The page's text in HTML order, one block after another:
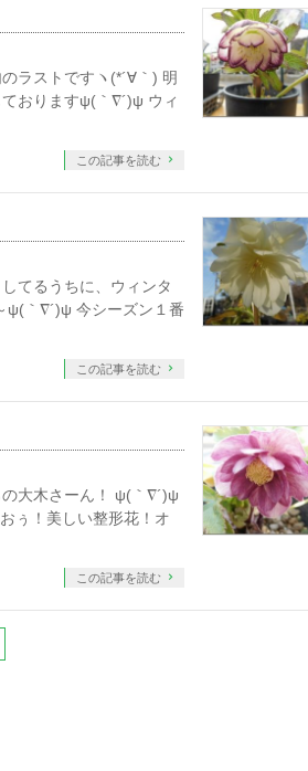
ラストですヽ(*´∀｀) 明
おりますψ(｀∇´)ψ ウィ
この記事を読む
てるうちに、ウィンタ
ψ(｀∇´)ψ 今シーズン１番
この記事を読む
大木さーん！ ψ(｀∇´)ψ
ぅ！美しい整形花！オ
この記事を読む